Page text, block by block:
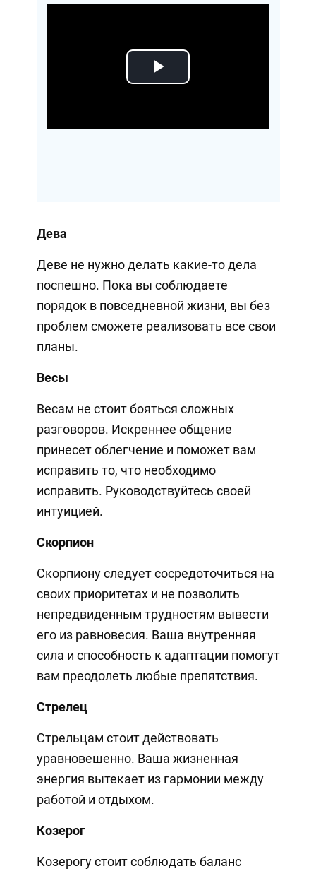
Play
Дева
Деве не нужно делать какие-то дела
поспешно. Пока вы соблюдаете
порядок в повседневной жизни, вы без
проблем сможете реализовать все свои
планы.
Весы
Весам не стоит бояться сложных
разговоров. Искреннее общение
принесет облегчение и поможет вам
исправить то, что необходимо
исправить. Руководствуйтесь своей
интуицией.
Скорпион
Скорпиону следует сосредоточиться на
своих приоритетах и не позволить
непредвиденным трудностям вывести
его из равновесия. Ваша внутренняя
сила и способность к адаптации помогут
вам преодолеть любые препятствия.
Стрелец
Стрельцам стоит действовать
уравновешенно. Ваша жизненная
энергия вытекает из гармонии между
работой и отдыхом.
Козерог
Козерогу стоит соблюдать баланс